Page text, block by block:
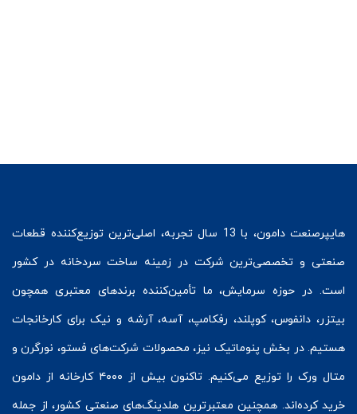
هایپرصنعت
دامون، با 13 سال تجربه، اصلی‌ترین توزیع‌کننده قطعات
صنعتی و تخصصی‌ترین شرکت در زمینه ساخت سردخانه در کشور
است. در حوزه سرمایش، ما تأمین‌کننده برندهای معتبری همچون
بیتزر، دانفوس،کوپلند، رفکامپ، آسه، آرشه و نیک برای کارخانجات
هستیم. در بخش پنوماتیک نیز، محصولات شرکت‌های فستو، نورگرن و
متال ورک
را توزیع می‌کنیم. تاکنون بیش از ۴۰۰۰ کارخانه از دامون
خرید کرده‌اند. همچنین معتبرترین هلدینگ‌های صنعتی کشور، از جمله